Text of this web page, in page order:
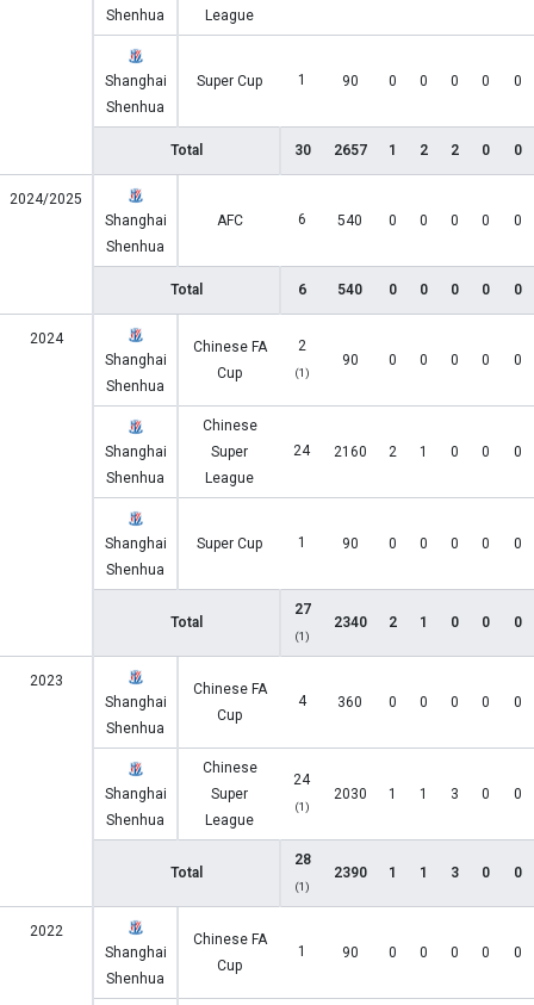
Shenhua
League
Shanghai
Shenhua
Super Cup 1 90 0 0 0 0 0
Total 30 2657 1 2 2 0 0
2024/2025
Shanghai
Shenhua
AFC 6 540 0 0 0 0 0
Total 6 540 0 0 0 0 0
2024
Shanghai
Shenhua
Chinese FA
Cup
2
(1)
90 0 0 0 0 0
Shanghai
Shenhua
Chinese
Super
League
24 2160 2 1 0 0 0
Shanghai
Shenhua
Super Cup 1 90 0 0 0 0 0
Total
27
(1)
2340 2 1 0 0 0
2023
Shanghai
Shenhua
Chinese FA
Cup
4 360 0 0 0 0 0
Shanghai
Shenhua
Chinese
Super
League
24
(1)
2030 1 1 3 0 0
Total
28
(1)
2390 1 1 3 0 0
2022
Shanghai
Shenhua
Chinese FA
Cup
1 90 0 0 0 0 0